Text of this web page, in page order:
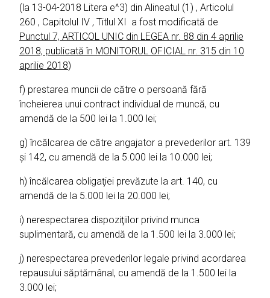
(la 13-04-2018 Litera e^3) din Alineatul (1) , Articolul
260 , Capitolul IV , Titlul XI a fost modificată de
Punctul 7, ARTICOL UNIC din LEGEA nr. 88 din 4 aprilie
2018, publicată în MONITORUL OFICIAL nr. 315 din 10
aprilie 2018)
f) prestarea muncii de către o persoană fără
încheierea unui contract individual de muncă, cu
amendă de la 500 lei la 1.000 lei;
g) încălcarea de către angajator a prevederilor art. 139
şi 142, cu amendă de la 5.000 lei la 10.000 lei;
h) încălcarea obligaţiei prevăzute la art. 140, cu
amendă de la 5.000 lei la 20.000 lei;
i) nerespectarea dispoziţiilor privind munca
suplimentară, cu amendă de la 1.500 lei la 3.000 lei;
j) nerespectarea prevederilor legale privind acordarea
repausului săptămânal, cu amendă de la 1.500 lei la
3.000 lei;